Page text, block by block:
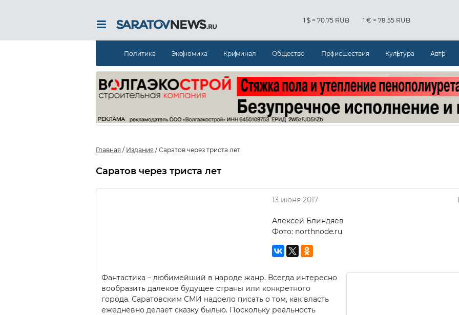
1 $ = 70.75 RUB 1 € = 78.55 RUB
Политика Экономика Криминал Общество Происшествия Культура Авто
Главная / Издания / Саратов через триста лет
Саратов через триста лет
13 июня 2017
Алексей Блиндяев
Фото: northnode.ru
Фантастика – любимейший в народе жанр. Всегда интересно
вообразить далекое будущее страны или конкретного
города. Саратовским СМИ надоело писать о том, как власть
ежедневно делает сказку былью. Поскольку реальность